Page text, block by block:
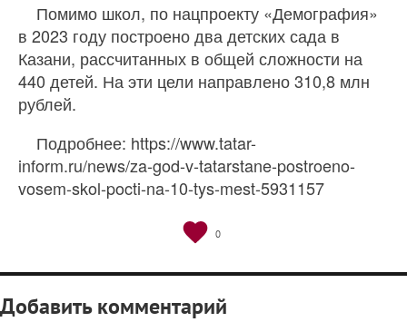
Помимо школ, по нацпроекту «Демография»
в 2023 году построено два детских сада в
Казани, рассчитанных в общей сложности на
440 детей. На эти цели направлено 310,8 млн
рублей.
Подробнее: https://www.tatar-
inform.ru/news/za-god-v-tatarstane-postroeno-
vosem-skol-pocti-na-10-tys-mest-5931157
0
Добавить комментарий